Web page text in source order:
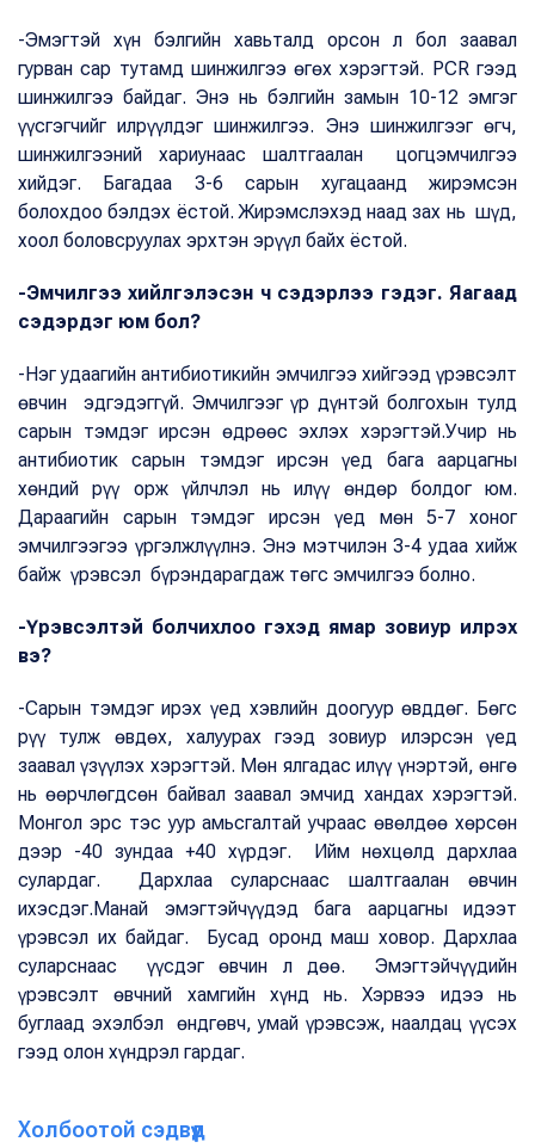
-Эмэгтэй хүн бэлгийн хавьталд орсон л бол заавал
гурван сар тутамд шинжилгээ өгөх хэрэгтэй. РСR гээд
шинжилгээ байдаг. Энэ нь бэлгийн замын 10-12 эмгэг
үүсгэгчийг илрүүлдэг шинжилгээ. Энэ шинжилгээг өгч,
шинжилгээний хариунаас шалтгаалан цогцэмчилгээ
хийдэг. Багадаа 3-6 сарын хугацаанд жирэмсэн
болохдоо бэлдэх ёстой. Жирэмслэхэд наад зах нь шүд,
хоол боловсруулах эрхтэн эрүүл байх ёстой.
-Эмчилгээ хийлгэлэсэн ч сэдэрлээ гэдэг. Яагаад
сэдэрдэг юм бол?
-Нэг удаагийн антибиотикийн эмчилгээ хийгээд үрэвсэлт
өвчин эдгэдэггүй. Эмчилгээг үр дүнтэй болгохын тулд
сарын тэмдэг ирсэн өдрөөс эхлэх хэрэгтэй.Учир нь
антибиотик сарын тэмдэг ирсэн үед бага аарцагны
хөндий рүү орж үйлчлэл нь илүү өндөр болдог юм.
Дараагийн сарын тэмдэг ирсэн үед мөн 5-7 хоног
эмчилгээгээ үргэлжлүүлнэ. Энэ мэтчилэн 3-4 удаа хийж
байж үрэвсэл бүрэндарагдаж төгс эмчилгээ болно.
-Үрэвсэлтэй болчихлоо гэхэд ямар зовиур илрэх
вэ?
-Сарын тэмдэг ирэх үед хэвлийн доогуур өвддөг. Бөгс
рүү тулж өвдөх, халуурах гээд зовиур илэрсэн үед
заавал үзүүлэх хэрэгтэй. Мөн ялгадас илүү үнэртэй, өнгө
нь өөрчлөгдсөн байвал заавал эмчид хандах хэрэгтэй.
Монгол эрс тэс уур амьсгалтай учраас өвөлдөө хөрсөн
дээр -40 зундаа +40 хүрдэг. Ийм нөхцөлд дархлаа
сулардаг. Дархлаа суларснаас шалтгаалан өвчин
ихэсдэг.Манай эмэгтэйчүүдэд бага аарцагны идээт
үрэвсэл их байдаг. Бусад оронд маш ховор. Дархлаа
суларснаас үүсдэг өвчин л дөө. Эмэгтэйчүүдийн
үрэвсэлт өвчний хамгийн хүнд нь. Хэрвээ идээ нь
буглаад эхэлбэл өндгөвч, умай үрэвсэж, наалдац үүсэх
гээд олон хүндрэл гардаг.
Холбоотой сэдвүүд